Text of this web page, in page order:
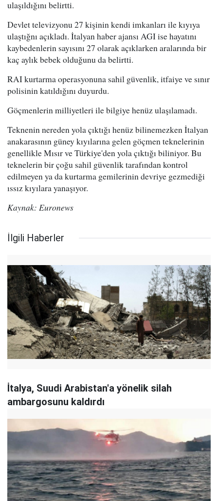
ulaşıldığını belirtti.
Devlet televizyonu 27 kişinin kendi imkanları ile kıyıya
ulaştığnı açıkladı. İtalyan haber ajansı AGI ise hayatını
kaybedenlerin sayısını 27 olarak açıklarken aralarında bir
kaç aylık bebek olduğunu da belirtti.
RAI kurtarma operasyonuna sahil güvenlik, itfaiye ve sınır
polisinin katıldığını duyurdu.
Göçmenlerin milliyetleri ile bilgiye henüz ulaşılamadı.
Teknenin nereden yola çıktığı henüz bilinemezken İtalyan
anakarasının güney kıyılarına gelen göçmen teknelerinin
genellikle Mısır ve Türkiye'den yola çıktığı biliniyor. Bu
teknelerin bir çoğu sahil güvenlik tarafından kontrol
edilmeyen ya da kurtarma gemilerinin devriye gezmediği
ıssız kıyılara yanaşıyor.
Kaynak: Euronews
İlgili Haberler
İtalya, Suudi Arabistan'a yönelik silah
ambargosunu kaldırdı